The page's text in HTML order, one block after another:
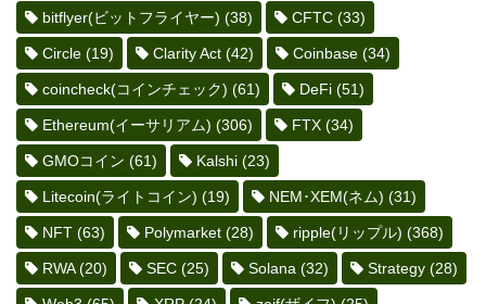
bitflyer(ビットフライヤー) (38) CFTC (33)
Circle (19) Clarity Act (42) Coinbase (34)
coincheck(コインチェック) (61) DeFi (51)
Ethereum(イーサリアム) (306) FTX (34)
GMOコイン (61) Kalshi (23)
Litecoin(ライトコイン) (19) NEM･XEM(ネム) (31)
NFT (63) Polymarket (28) ripple(リップル) (368)
RWA(20) SEC (25) Solana (32) Strategy (28)